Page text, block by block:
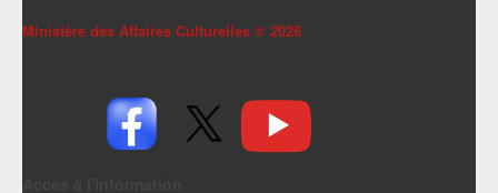
Ministère des Affaires Culturelles © 2026